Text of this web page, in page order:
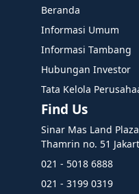
Beranda
Informasi Umum
Informasi Tambang
Hubungan Investor
Tata Kelola
Find Us
Sinar Mas Land
Thamrin no. 51
021 - 5018 6888
021 - 3199 0319